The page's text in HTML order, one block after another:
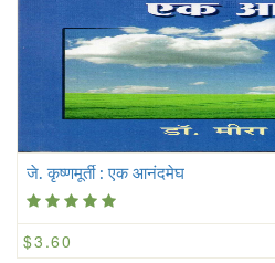
जे. कृष्णमूर्ती : एक आनंदमेघ
$3.60